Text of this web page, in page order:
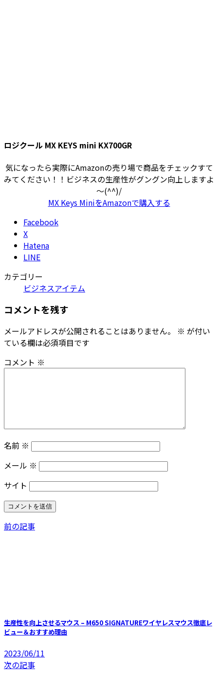
ロジクール MX KEYS mini KX700GR
気になったら実際にAmazonの売り場で商品をチェックすて
みてください！！ビジネスの生産性がグングン向上しますよ
～(^^)/
MX Keys MiniをAmazonで購入する
Facebook
X
Hatena
LINE
カテゴリー
ビジネスアイテム
コメントを残す
メールアドレスが公開されることはありません。 ※ が付い
ている欄は必須項目です
コメント ※
名前 ※
メール ※
サイト
前の記事
生産性を向上させるマウス – M650 SIGNATUREワイヤレスマウス徹底レ
ビュー＆おすすめ理由
2023/06/11
次の記事